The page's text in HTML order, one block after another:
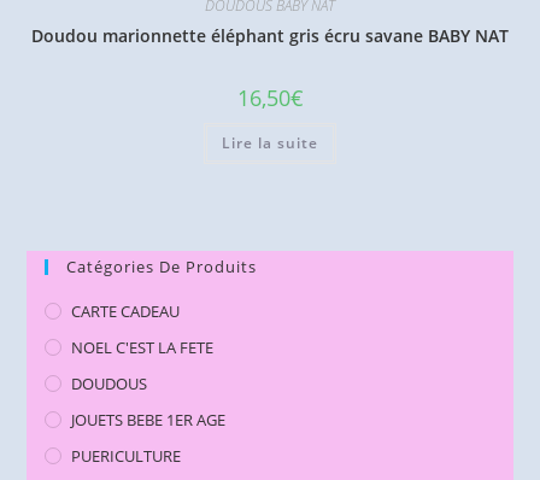
DOUDOUS BABY NAT
Doudou marionnette éléphant gris écru savane BABY NAT
16,50€
Lire la suite
Catégories De Produits
CARTE CADEAU
NOEL C'EST LA FETE
DOUDOUS
JOUETS BEBE 1ER AGE
PUERICULTURE